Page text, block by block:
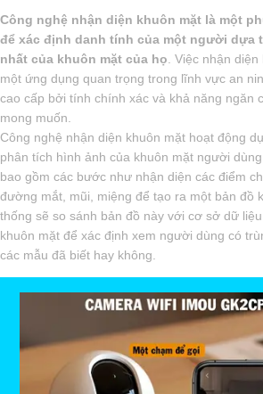
Công nghệ nhận diện khuôn mặt là một
để xác định danh tính của một người dựa
nhất của khuôn mặt của họ . Việc nhận
một ứng dụng quan trọng trong lĩnh vực an
cao cấp bởi tính chính xác và khả năng ngăn
mong muốn.
Công nghệ nhận diện khuôn mặt hoạt động
phân tích hình ảnh của khuôn mặt người
bao gồm các bước như nhận diện các điểm
đường mắt, mũi, miệng để tạo ra một bản đồ
thống sẽ so sánh bản đồ này với cơ sở dữ
khuôn mặt để xác định xem người dùng có
các mẫu đã biết hay không.